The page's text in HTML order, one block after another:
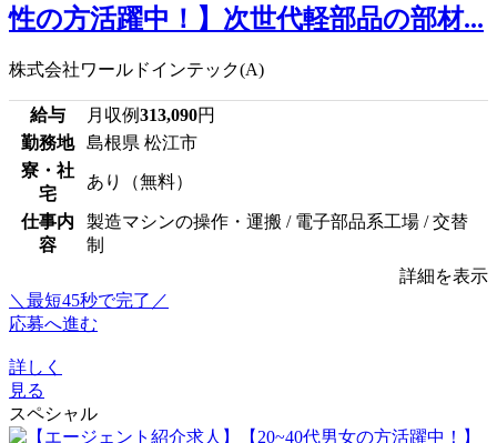
性の方活躍中！】次世代軽部品の部材...
株式会社ワールドインテック(A)
給与 月収例313,090円
勤務地
島根県 松江市
寮・社
宅
あり（無料）
仕事内
容
製造マシンの操作・運搬 / 電子部品系工場 / 交替
制
詳細を表示
＼最短45秒で完了／
応募へ進む
詳しく
見る
スペシャル